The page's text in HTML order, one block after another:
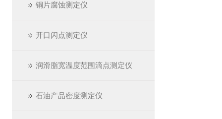
铜片腐蚀测定仪
开口闪点测定仪
润滑脂宽温度范围滴点测定仪
石油产品密度测定仪